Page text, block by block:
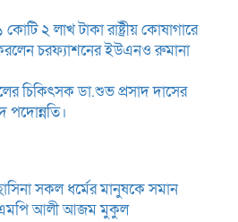
২ লাখ টাকা রাষ্ট্রীয় কোষাগারে
করলেন চরফ্যাশনের ইউএনও রুমানা
চিকিৎসক ডা.শুভ প্রসাদ দাসের
পদোন্নতি।
সকল ধ‌র্মের মানু‌ষকে সমান
এম‌পি আলী আজম মুকুল